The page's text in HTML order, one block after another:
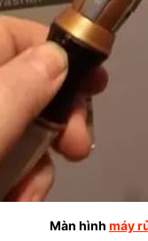
Màn hình máy